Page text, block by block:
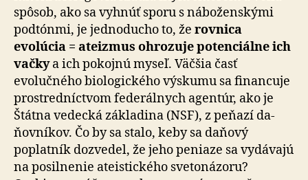
spôsob, ako sa vyhnúť sporu s náboženskými
podtónmi, je jednoducho to, že rovnica
evolúcia = ateizmus ohrozuje potenciálne ich
vačkya ich pokojnú myseľ. Väčšia časť
evolučného biologického výskumu sa financuje
prostredníctvom federálnych agen­túr, ako je
Štátna vedecká základina (NSF), z peňazí da­
ňov­ní­kov. Čo by sa stalo, keby sa daňový
poplatník do­zve­del, že jeho peniaze sa vydávajú
na posilnenie ate­is­tic­ké­ho svetonázoru?